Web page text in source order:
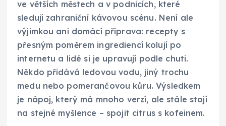
ve větších městech a v podnicích, které
sledují zahraniční kávovou scénu. Není ale
výjimkou ani domácí příprava: recepty s
přesným poměrem ingrediencí kolují po
internetu a lidé si je upravují podle chuti.
Někdo přidává ledovou vodu, jiný trochu
medu nebo pomerančovou kůru. Výsledkem
je nápoj, který má mnoho verzí, ale stále stojí
na stejné myšlence – spojit citrus s kofeinem.